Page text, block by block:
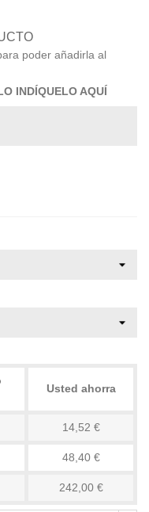
poder añadirla al
INDÍQUELO AQUÍ
Usted ahorra
14,52 €
48,40 €
242,00 €